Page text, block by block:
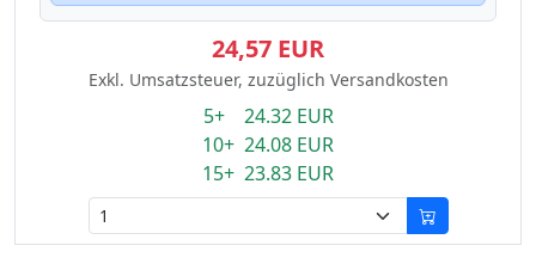
24,57 EUR
Exkl. Umsatzsteuer, zuzüglich Versandkosten
5+ 24.32 EUR
10+ 24.08 EUR
15+ 23.83 EUR